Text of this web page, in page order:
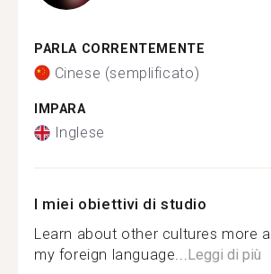
PARLA CORRENTEMENTE
Cinese (semplificato)
IMPARA
Inglese
I miei obiettivi di studio
Learn about other cultures more
my foreign language...Leggi di più